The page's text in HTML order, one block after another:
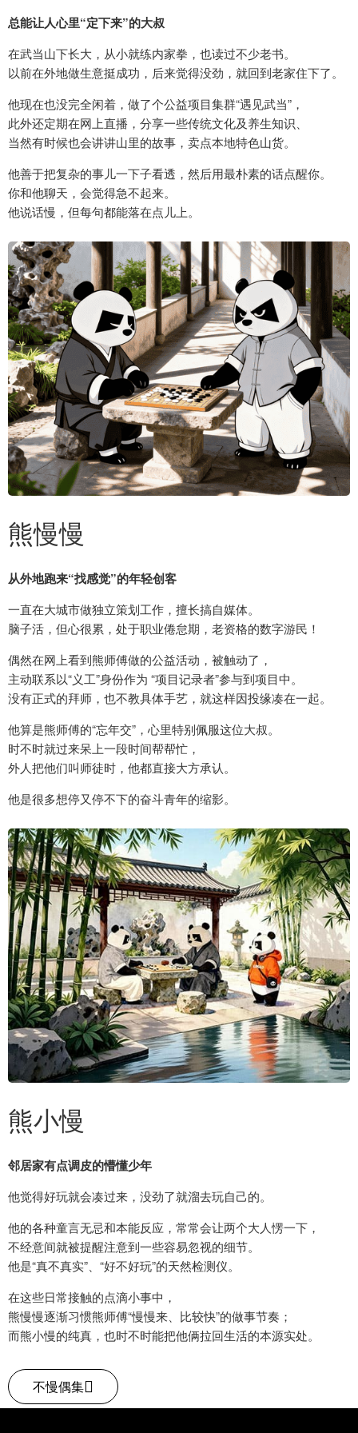
总能让人心里“定下来”的大叔
在武当山下长大，从小就练内家拳，也读过不少老书。
以前在外地做生意挺成功，后来觉得没劲，就回到老家住下了。
他现在也没完全闲着，做了个公益项目集群“遇见武当”，
此外还定期在网上直播，分享一些传统文化及养生知识、
当然有时候也会讲讲山里的故事，卖点本地特色山货。
他善于把复杂的事儿一下子看透，然后用最朴素的话点醒你。
你和他聊天，会觉得急不起来。
他说话慢，但每句都能落在点儿上。
熊慢慢
从外地跑来“找感觉”的年轻创客
一直在大城市做独立策划工作，擅长搞自媒体。
脑子活，但心很累，处于职业倦怠期，老资格的数字游民！
偶然在网上看到熊师傅做的公益活动，被触动了，
主动联系以“义工”身份作为 “项目记录者”参与到项目中。
没有正式的拜师，也不教具体手艺，就这样因投缘凑在一起。
他算是熊师傅的“忘年交”，心里特别佩服这位大叔。
时不时就过来呆上一段时间帮帮忙，
外人把他们叫师徒时，他都直接大方承认。
他是很多想停又停不下的奋斗青年的缩影。
熊小慢
邻居家有点调皮的懵懂少年
他觉得好玩就会凑过来，没劲了就溜去玩自己的。
他的各种童言无忌和本能反应，常常会让两个大人愣一下，
不经意间就被提醒注意到一些容易忽视的细节。
他是“真不真实”、“好不好玩”的天然检测仪。
在这些日常接触的点滴小事中，
熊慢慢逐渐习惯熊师傅“慢慢来、比较快”的做事节奏；
而熊小慢的纯真，也时不时能把他俩拉回生活的本源实处。
不慢偶集